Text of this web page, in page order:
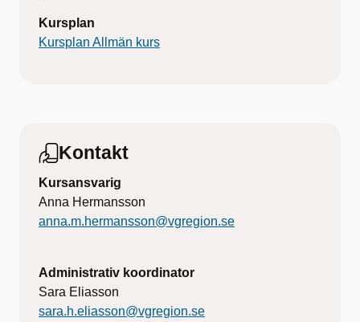
Kursplan
Kursplan Allmän kurs
Kontakt
Kursansvarig
Anna Hermansson
anna.m.hermansson@vgregion.se
Administrativ koordinator
Sara Eliasson
sara.h.eliasson@vgregion.se